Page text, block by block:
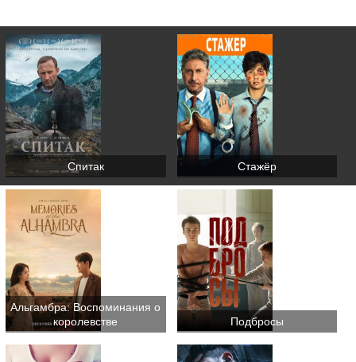
Спитак Стажёр
Альгамбра: Воспоминания о
королевстве
Подбросы